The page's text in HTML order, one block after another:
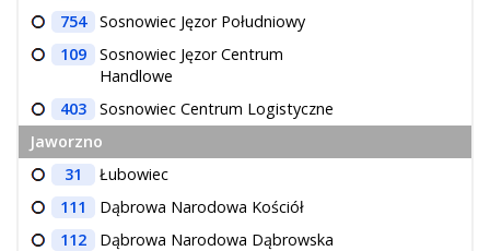
754
Sosnowiec Jęzor Południowy
109
Sosnowiec Jęzor Centrum
Handlowe
403
Sosnowiec Centrum Logistyczne
Jaworzno
31
Łubowiec
111
Dąbrowa Narodowa Kościół
112
Dąbrowa Narodowa Dąbrowska